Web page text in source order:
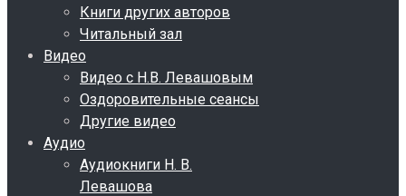
Книги других авторов
Читальный зал
Видео
Видео с Н.В. Левашовым
Оздоровительные сеансы
Другие видео
Аудио
Аудиокниги Н. В.
Левашова